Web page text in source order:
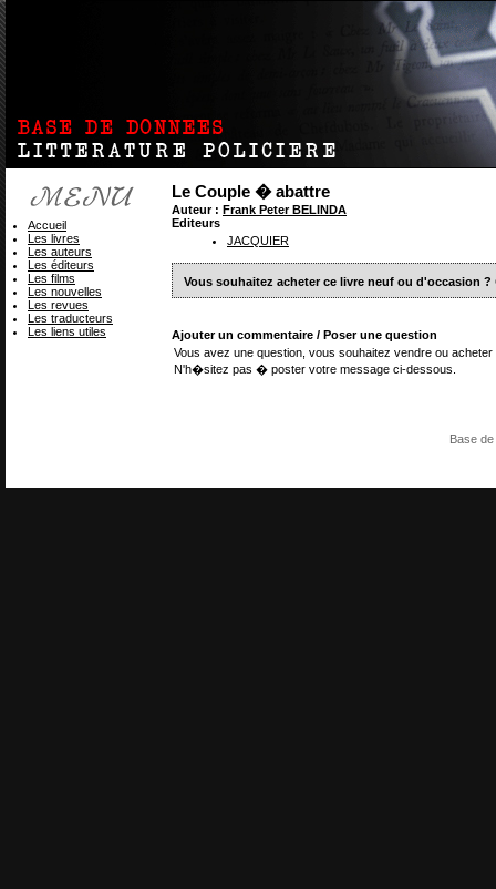
Le Couple � abattre
Auteur : Frank Peter BELINDA
Editeurs
JACQUIER
Vous souhaitez acheter ce livre neuf ou d'occasion ?
Ajouter un commentaire / Poser une question
Vous avez une question, vous souhaitez vendre ou
N'h�sitez pas � poster votre message ci-dessous.
Accueil
Les livres
Les auteurs
Les éditeurs
Les films
Les nouvelles
Les revues
Les traducteurs
Les liens utiles
Base